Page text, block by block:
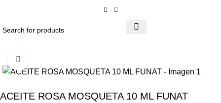
ACEITE ROSA MOSQUETA 10 ML FUNAT